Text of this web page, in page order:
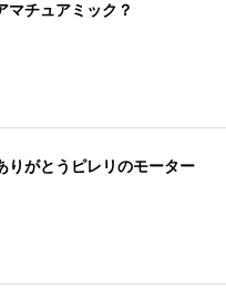
マチュアミック？
りがとうピレリのモーター